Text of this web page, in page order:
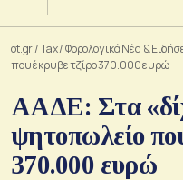
ot.gr/Tax/Φορολογικά Νέα &
που έκρυβε τζίρο 370.000 ευρώ
ΑΑΔΕ: Στα
ψητοπωλείο
370.000 ευρώ